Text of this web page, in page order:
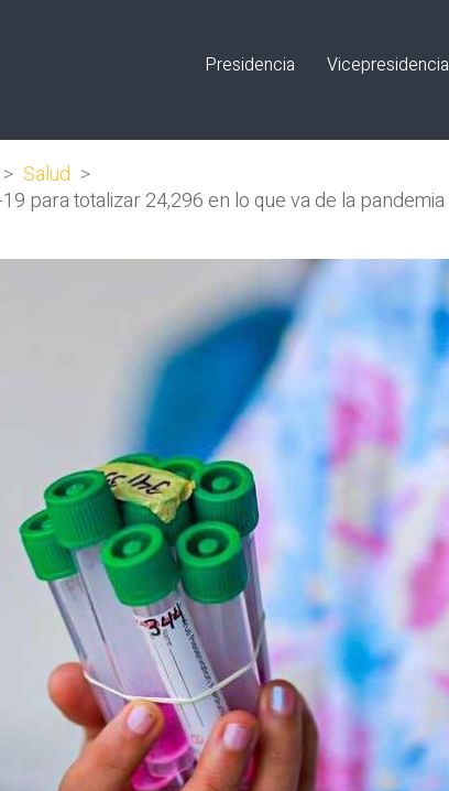
Presidencia Vicepresidencia
> Salud >
para totalizar 24,296 en lo que va de la pandemia